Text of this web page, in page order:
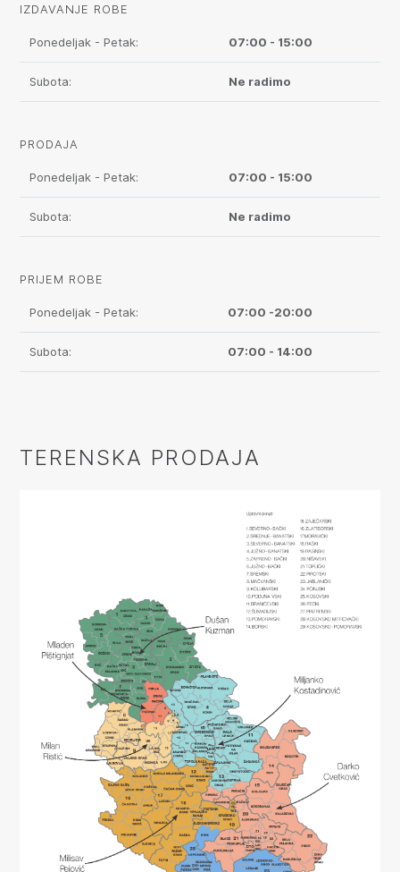
IZDAVANJE ROBE
Ponedeljak - Petak: 07:00 - 15:00
Subota: Ne radimo
PRODAJA
Ponedeljak - Petak: 07:00 - 15:00
Subota: Ne radimo
PRIJEM ROBE
Ponedeljak - Petak: 07:00 -20:00
Subota: 07:00 - 14:00
TERENSKA PRODAJA